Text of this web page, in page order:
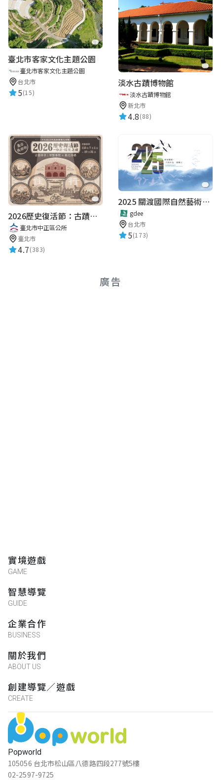
臺北市客家文化主題公園
臺北市客家文化主題公園
台北市
5(15)
淡水古蹟博物館
淡水古蹟博物館
新北市
4.8(88)
2026歷史復活節：古蹟尋章 | 智慧導覽 × 拾光尋禮
臺北市中正區公所
臺北市
4.7(383)
2025 關渡國際自然藝術季 Guandu International Nature Art Festival
gdee
台北市
5(173)
廣告
Popworld
105056 台北市松山區八德路四段277號5樓
02-2597-9725
實境遊戲
GAME
智慧導覽
GUIDE
企業合作
BUSINESS
關於我們
ABOUT US
創建導覽／遊戲
CREATE